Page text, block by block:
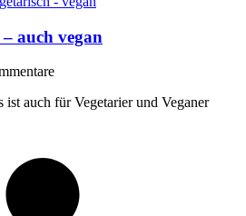
auch vegan
auch für Vegetarier und Veganer